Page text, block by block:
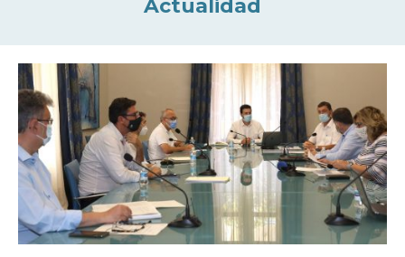
Actualidad